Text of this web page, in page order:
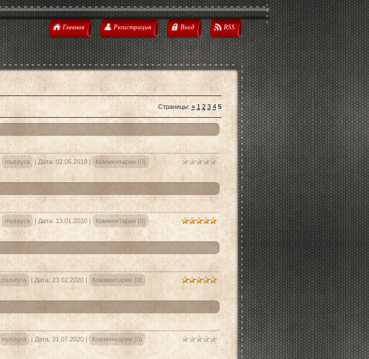
Главная Регистрация Вход RSS
Страницы: « 1 2 3 4 5
museyra | Дата: 02.05.2019 | Комментарии (0)
museyra | Дата: 13.01.2020 | Комментарии (0)
museyra |Дата: 23.02.2020 | Комментарии (0)
museyra |Дата: 31.07.2020 | Комментарии (0)